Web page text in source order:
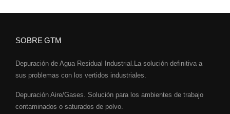
SOBRE GTM
Depuración de Agua Residual Industrial.La solución definitiva a
sus problemas con los vertidos industriales.
Depuración Aire/Gases. Solución para los ambientes de trabajo
contaminados o saturados de polvo.